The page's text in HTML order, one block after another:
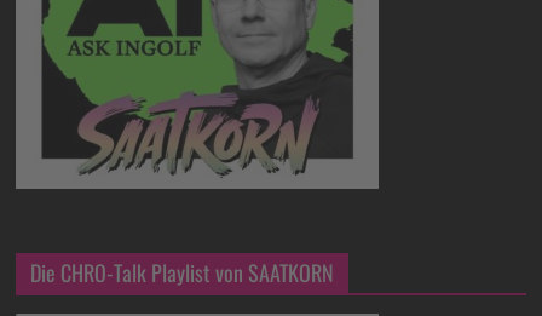
Die CHRO-Talk Playlist von SAATKORN